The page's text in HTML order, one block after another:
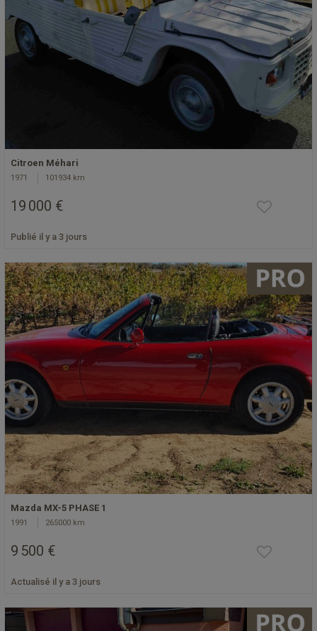
Citroen Méhari
1971 101934 km
19 000 €
Publié il y a 3 jours
Mazda MX-5 PHASE 1
1991 265000 km
9 500 €
Actualisé il y a 3 jours